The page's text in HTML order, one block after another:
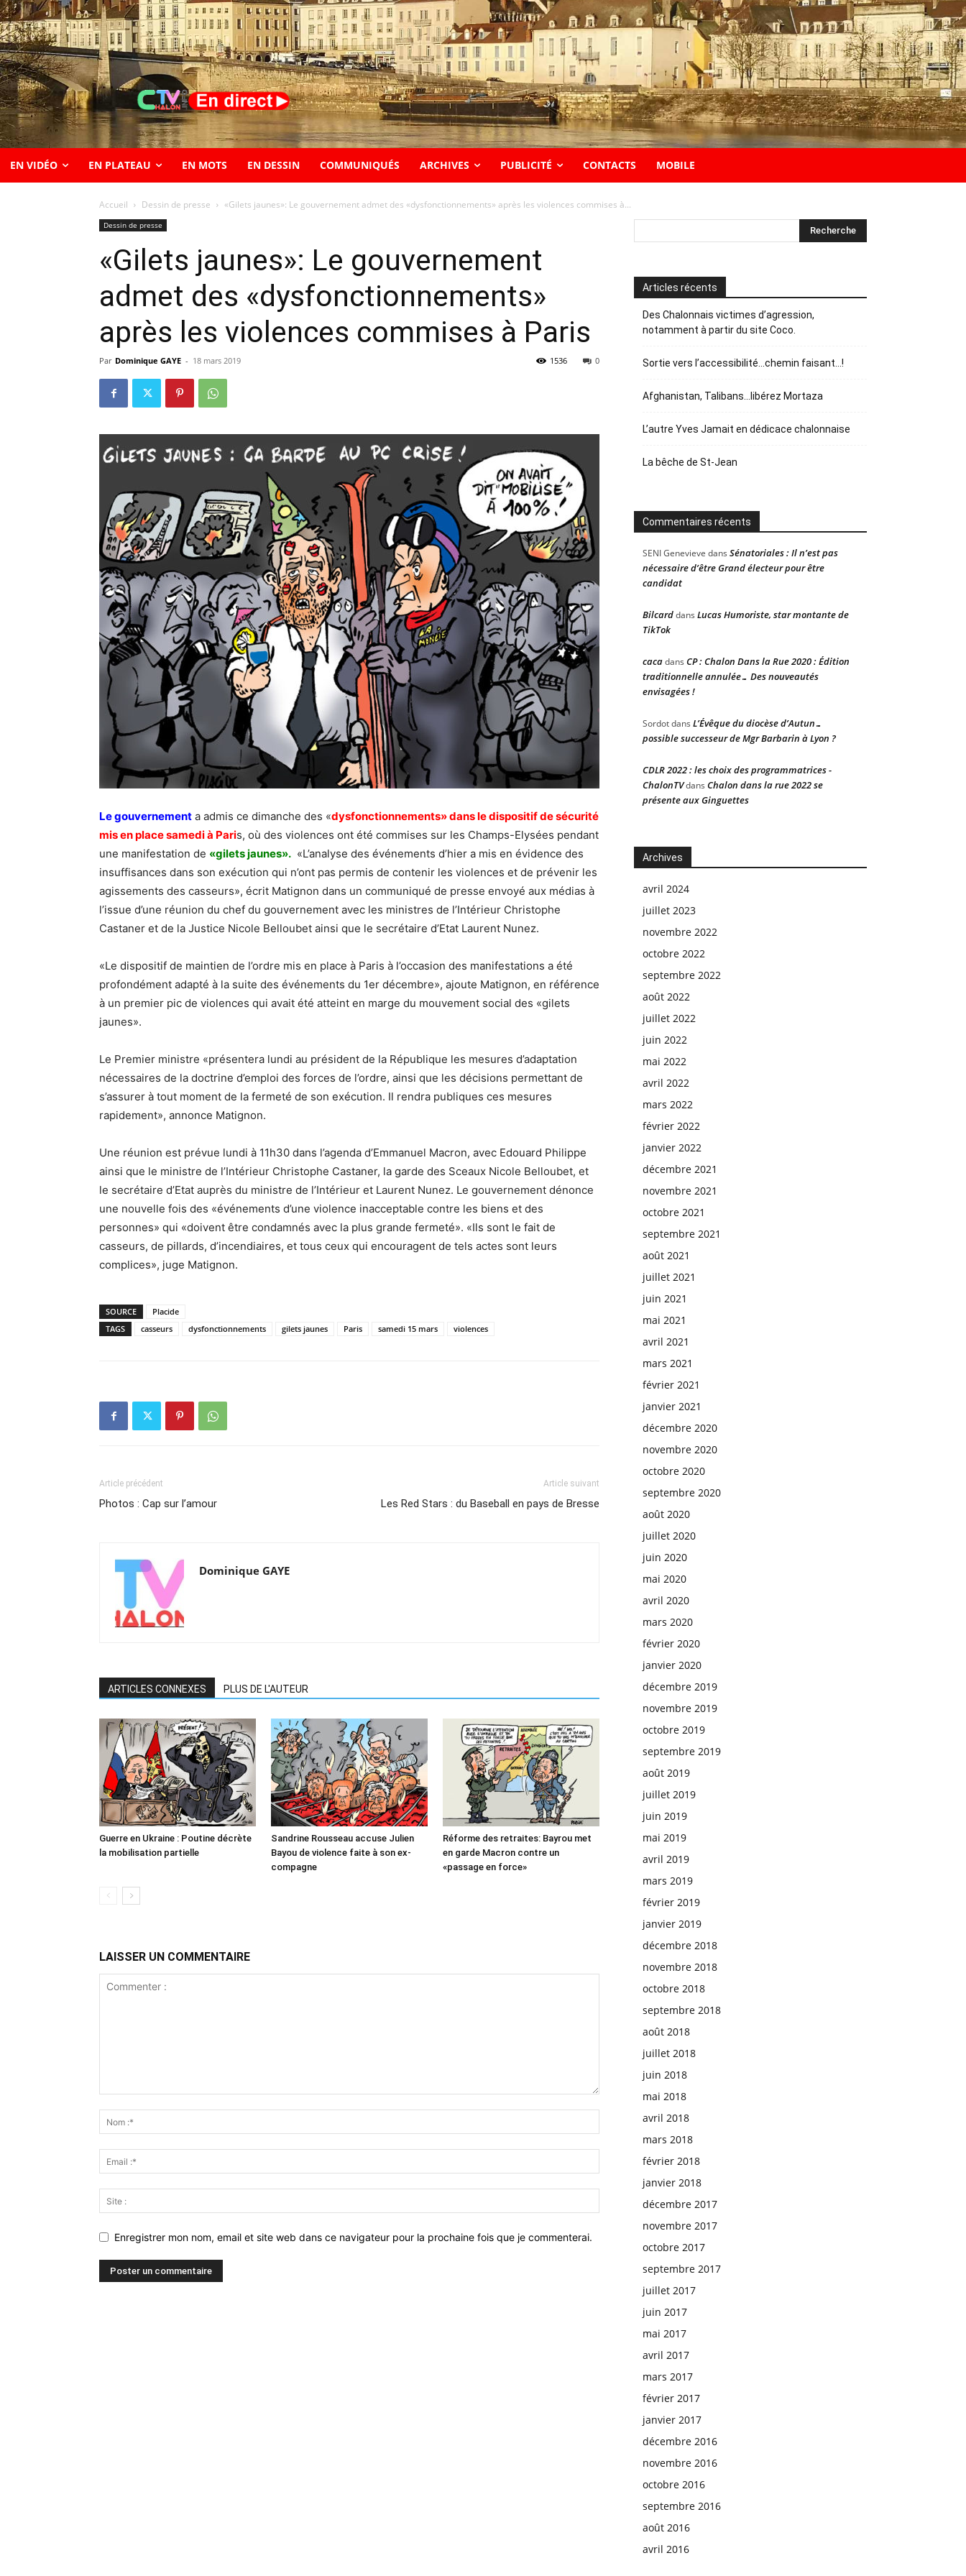
EN VIDÉO EN PLATEAU EN MOTS EN DESSIN COMMUNIQUÉS ARCHIVES PUBLICITÉ CONTACTS MOBILE
Accueil Dessin de presse «Gilets jaunes»: Le gouvernement admet des «dysfonctionnements» après les violences commises à...
Dessin de presse
«Gilets jaunes»: Le gouvernement
admet des «dysfonctionnements»
après les violences commises à Paris
Par Dominique GAYE - 18 mars 2019 0
1536
Le gouvernement a admis ce dimanche des «dysfonctionnements» dans le dispositif de sécurité
mis en place samedi à Paris, où des violences ont été commises sur les Champs-Elysées pendant
une manifestation de «gilets jaunes». «L’analyse des événements d’hier a mis en évidence des
insuffisances dans son exécution qui n’ont pas permis de contenir les violences et de prévenir les
agissements des casseurs», écrit Matignon dans un communiqué de presse envoyé aux médias à
l’issue d’une réunion du chef du gouvernement avec les ministres de l’Intérieur Christophe
Castaner et de la Justice Nicole Belloubet ainsi que le secrétaire d’Etat Laurent Nunez.
«Le dispositif de maintien de l’ordre mis en place à Paris à l’occasion des manifestations a été
profondément adapté à la suite des événements du 1er décembre», ajoute Matignon, en référence
à un premier pic de violences qui avait été atteint en marge du mouvement social des «gilets
jaunes».
Le Premier ministre «présentera lundi au président de la République les mesures d’adaptation
nécessaires de la doctrine d’emploi des forces de l’ordre, ainsi que les décisions permettant de
s’assurer à tout moment de la fermeté de son exécution. Il rendra publiques ces mesures
rapidement», annonce Matignon.
Une réunion est prévue lundi à 11h30 dans l’agenda d’Emmanuel Macron, avec Edouard Philippe
ainsi que le ministre de l’Intérieur Christophe Castaner, la garde des Sceaux Nicole Belloubet, et
le secrétaire d’Etat auprès du ministre de l’Intérieur et Laurent Nunez. Le gouvernement dénonce
une nouvelle fois des «événements d’une violence inacceptable contre les biens et des
personnes» qui «doivent être condamnés avec la plus grande fermeté». «Ils sont le fait de
casseurs, de pillards, d’incendiaires, et tous ceux qui encouragent de tels actes sont leurs
complices», juge Matignon.
SOURCE
Placide
TAGS
casseurs dysfonctionnements gilets jaunes Paris samedi 15 mars violences
Article précédent
Photos : Cap sur l’amour
Article suivant
Les Red Stars : du Baseball en pays de Bresse
Dominique GAYE
ARTICLES CONNEXES PLUS DE L'AUTEUR
Guerre en Ukraine : Poutine décrète
la mobilisation partielle
Sandrine Rousseau accuse Julien
Bayou de violence faite à son ex-
compagne
Réforme des retraites: Bayrou met
en garde Macron contre un
«passage en force»
LAISSER UN COMMENTAIRE
Enregistrer mon nom, email et site web dans ce navigateur pour la prochaine fois que je commenterai.
Articles récents
Des Chalonnais victimes d’agression,
notamment à partir du site Coco.
Sortie vers l’accessibilité…chemin faisant…!
Afghanistan, Talibans…libérez Mortaza
L’autre Yves Jamait en dédicace chalonnaise
La bêche de St-Jean
Commentaires récents
SENI Genevieve dans Sénatoriales : Il n’est pas
nécessaire d’être Grand électeur pour être
candidat
Bilcarddans Lucas Humoriste, star montante de
TikTok
cacadans CP : Chalon Dans la Rue 2020 : Édition
traditionnelle annulée… Des nouveautés
envisagées !
Sordotdans L’Évêque du diocèse d’Autun…
possible successeur de Mgr Barbarin à Lyon ?
CDLR 2022 : les choix des programmatrices -
ChalonTVdans Chalon dans la rue 2022 se
présente aux Ginguettes
Archives
avril 2024
juillet 2023
novembre 2022
octobre 2022
septembre 2022
août 2022
juillet 2022
juin 2022
mai 2022
avril 2022
mars 2022
février 2022
janvier 2022
décembre 2021
novembre 2021
octobre 2021
septembre 2021
août 2021
juillet 2021
juin 2021
mai 2021
avril 2021
mars 2021
février 2021
janvier 2021
décembre 2020
novembre 2020
octobre 2020
septembre 2020
août 2020
juillet 2020
juin 2020
mai 2020
avril 2020
mars 2020
février 2020
janvier 2020
décembre 2019
novembre 2019
octobre 2019
septembre 2019
août 2019
juillet 2019
juin 2019
mai 2019
avril 2019
mars 2019
février 2019
janvier 2019
décembre 2018
novembre 2018
octobre 2018
septembre 2018
août 2018
juillet 2018
juin 2018
mai 2018
avril 2018
mars 2018
février 2018
janvier 2018
décembre 2017
novembre 2017
octobre 2017
septembre 2017
juillet 2017
juin 2017
mai 2017
avril 2017
mars 2017
février 2017
janvier 2017
décembre 2016
novembre 2016
octobre 2016
septembre 2016
août 2016
avril 2016